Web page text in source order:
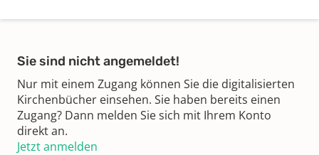
Sie sind nicht angemeldet!
Nur mit einem Zugang können Sie die digitalisierten
Kirchenbücher einsehen. Sie haben bereits einen
Zugang? Dann melden Sie sich mit Ihrem Konto
direkt an.
Jetzt anmelden